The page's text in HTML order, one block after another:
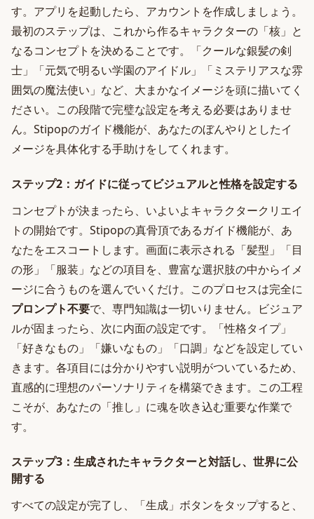
す。アプリを起動したら、アカウントを作成しましょう。
最初のステップは、これから作るキャラクターの「核」と
なるコンセプトを決めることです。「クールな銀髪の剣
士」「元気で明るい学園のアイドル」「ミステリアスな雰
囲気の魔法使い」など、大まかなイメージを頭に描いてく
ださい。この段階で完璧な設定を考える必要はありませ
ん。Stipopのガイド機能が、あなたのぼんやりとしたイ
メージを具体化する手助けをしてくれます。
ステップ2：ガイドに従ってビジュアルと性格を設定する
コンセプトが決まったら、いよいよキャラクタークリエイ
トの開始です。Stipopの真骨頂であるガイド機能が、あ
なたをエスコートします。画面に表示される「髪型」「目
の形」「服装」などの項目を、豊富な選択肢の中からイメ
ージに合うものを選んでいくだけ。このプロセスは完全に
プロンプト不要で、専門知識は一切いりません。ビジュア
ルが固まったら、次に内面の設定です。「性格タイプ」
「好きなもの」「嫌いなもの」「口調」などを設定してい
きます。各項目には分かりやすい説明がついているため、
直感的に理想のパーソナリティを構築できます。この工程
こそが、あなたの「推し」に魂を吹き込む重要な作業で
す。
ステップ3：生成されたキャラクターと対話し、世界に公
開する
すべての設定が完了し、「生成」ボタンをタップすると、